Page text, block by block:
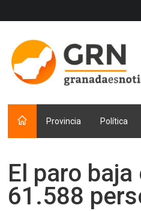
Provincia Política
El paro
61.588